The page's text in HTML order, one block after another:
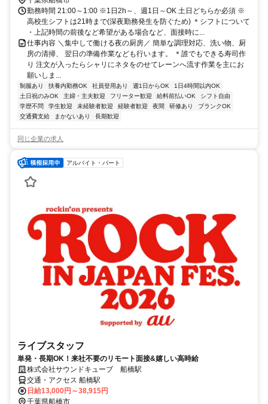
勤務時間 21:00～1:00 ※1日2h～、週1日～OK 土日どちらか必須 ※
高校生シフトは21時まで(深夜勤務発生を防ぐため) ＊シフトについて
・上記時間の前後など希望がある場合など、面接時に...
仕事内容 ＼集中して働ける夜の厨房／ 簡単な調理対応、洗い物、厨
房の清掃、 翌日の準備作業なども行います。 ＊誰でもできる寿司作
り 注文が入ったらシャリにネタをのせてレーンへ流す作業を主にお
願いしま...
制服あり 扶養内勤務OK 社員登用あり 週1日からOK
1日4時間以内OK
土日祝のみOK
主婦・主夫歓迎 フリーター歓迎 給料前払いOK
シフト自由
学歴不問
学生歓迎 未経験者歓迎 経験者歓迎 夜間 研修あり
ブランクOK
交通費支給
まかないあり 長期歓迎
同じ企業の求人
アルバイト・パート
ライブスタッフ
単発・長期OK！来社不要のリモート面接&嬉しい高時給
株式会社サウンドキューブ 船橋駅
交通・アクセス 船橋駅
日給13,000円～38,915円
千葉県船橋市